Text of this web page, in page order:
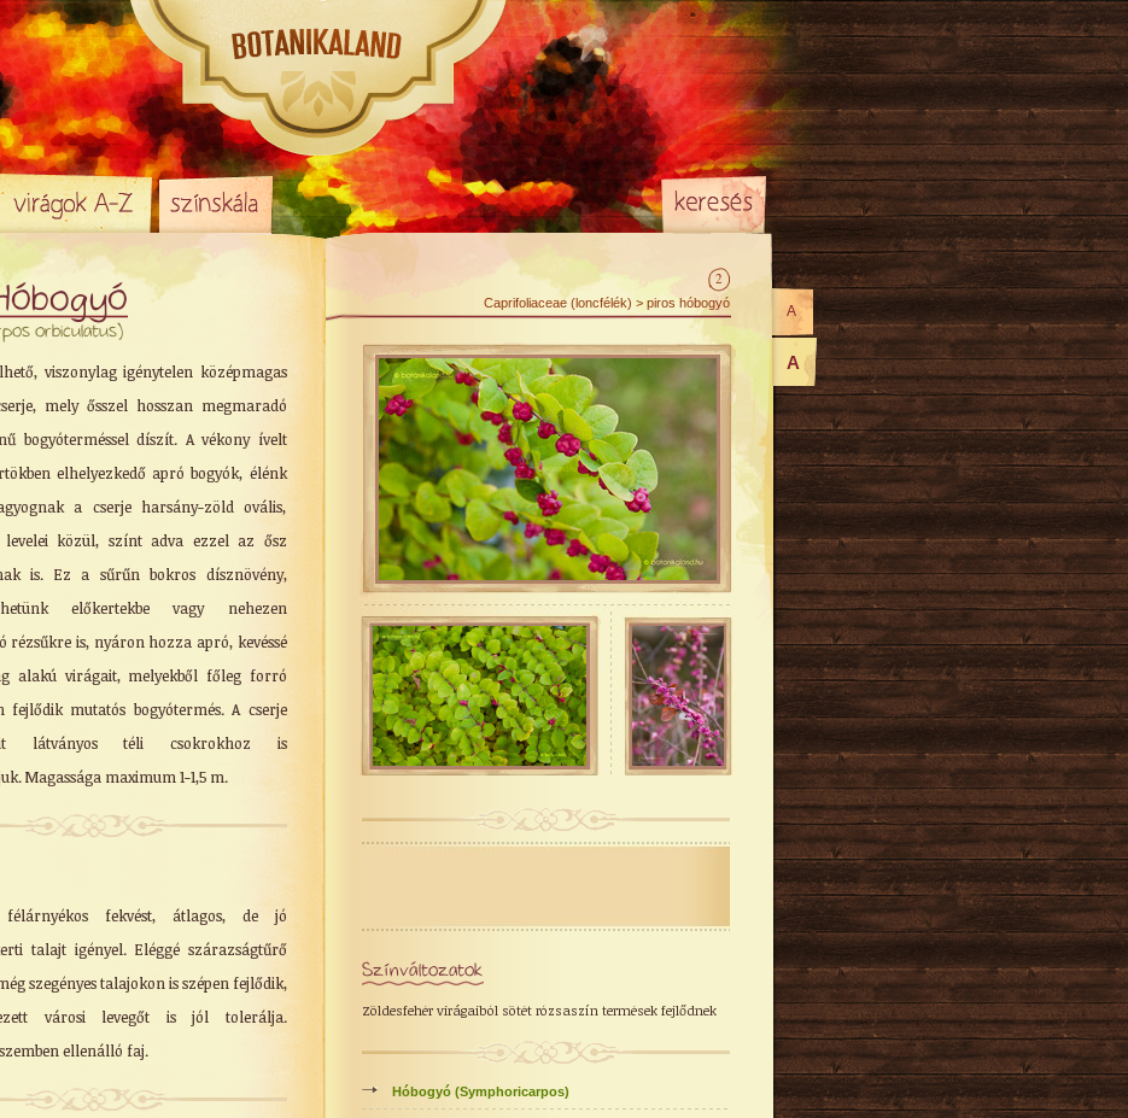
orbiculatus)
viszonylag igénytelen középmagas
mely ősszel hosszan megmaradó
bogyóterméssel díszít. A vékony ívelt
elhelyezkedő apró bogyók, élénk
a cserje harsány-zöld ovális,
levelei közül, színt adva ezzel az ősz
is. Ez a sűrűn bokros dísznövény,
előkertekbe vagy nehezen
rézsűkre is, nyáron hozza apró, kevéssé
alakú virágait, melyekből főleg forró
fejlődik mutatós bogyótermés. A cserje
látványos téli csokrokhoz is
Magassága maximum 1-1,5 m.
fekvést, átlagos, de jó
talajt igényel. Eléggé szárazságtűrő
szegényes talajokon is szépen fejlődik,
városi levegőt is jól tolerálja.
ellenálló faj.
Caprifoliaceae (loncfélék) > piros hóbogyó
2
Színváltozatok
Zöldesfehér virágaiból sötét rózsaszín termések fejlődnek
Hóbogyó (Symphoricarpos)
A
A